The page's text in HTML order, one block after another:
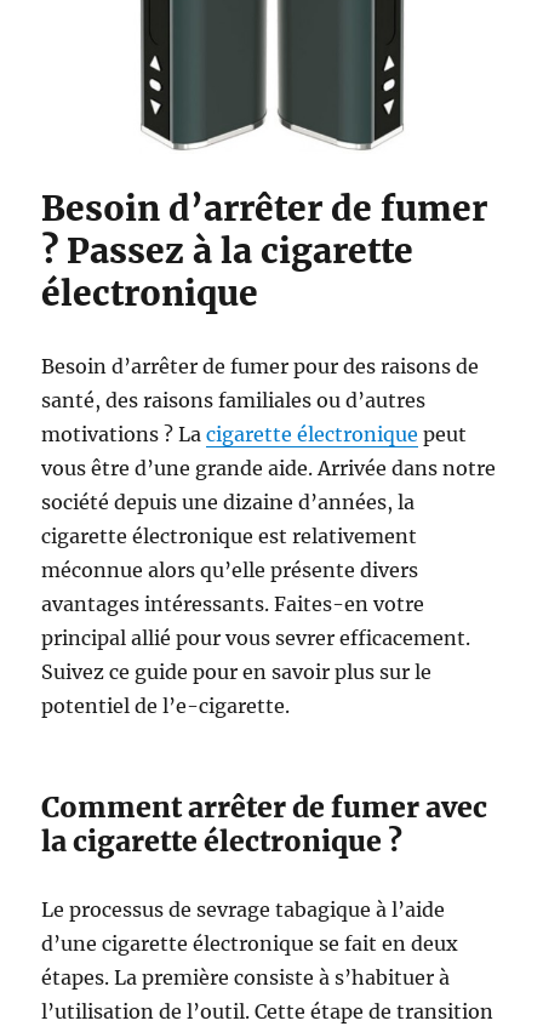
Besoin d’arrêter de fumer
? Passez à la cigarette
électronique
Besoin d’arrêter de fumer pour des raisons de
santé, des raisons familiales ou d’autres
motivations ? Lacigarette électronique peut
vous être d’une grande aide. Arrivée dans notre
société depuis une dizaine d’années, la
cigarette électronique est relativement
méconnue alors qu’elle présente divers
avantages intéressants. Faites-en votre
principal allié pour vous sevrer efficacement.
Suivez ce guide pour en savoir plus sur le
potentiel de l’e-cigarette.
Comment arrêter de fumer avec
la cigarette électronique ?
Le processus de sevrage tabagique à l’aide
d’une cigarette électronique se fait en deux
étapes. La première consiste à s’habituer à
l’utilisation de l’outil. Cette étape de transition